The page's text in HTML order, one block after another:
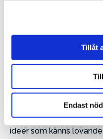
Tillåt
Endast
Stark drivkraft
För Fabian är
grunden en stark
– Det är ett otroligt
ett företag från grunden
obegränsad frihet och
idéer som känns